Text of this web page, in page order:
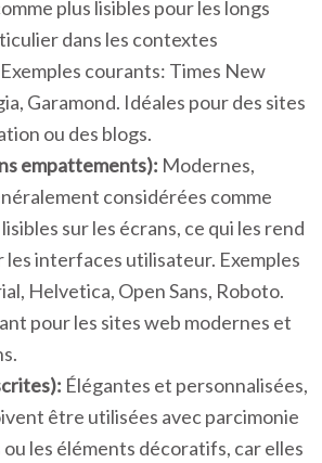
plus lisibles pour les longs
dans les contextes
courants: Times New
Garamond. Idéales pour des sites
ou des blogs.
empattements): Modernes,
considérées comme
sur les écrans, ce qui les rend
interfaces utilisateur. Exemples
Helvetica, Open Sans, Roboto.
pour les sites web modernes et
Élégantes et personnalisées,
être utilisées avec parcimonie
les éléments décoratifs, car elles